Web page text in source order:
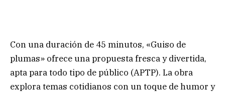
Con una duración de 45 minutos, «Guiso de
plumas» ofrece una propuesta fresca y divertida,
apta para todo tipo de público (APTP). La obra
explora temas cotidianos con un toque de humor y